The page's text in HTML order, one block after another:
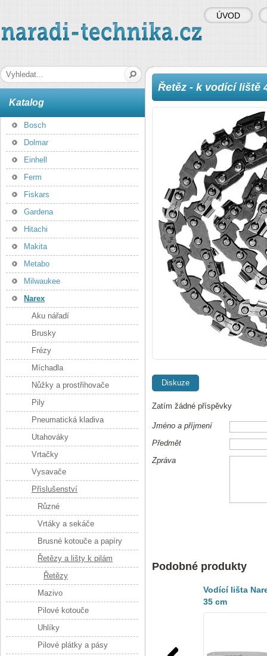
naradi-technika.cz
Řetěz - k vodící liště
Diskuze
Zatím žádné příspěvky
Jméno a příjmení
Předmět
Zpráva
Podobné produkty
Vodící lišta
35 cm
Katalog
Bosch
Dolmar
Einhell
Ferm
Fiskars
Gardena
Hitachi
Makita
Metabo
Milwaukee
Narex
Aku nářadí
Brusky
Frézy
Míchadla
Nůžky a prostřihovače
Pily
Pneumatická kladiva
Utahováky
Vrtačky
Vysavače
Příslušenství
Různé
Vrtáky a sekáče
Brusné kotouče a papíry
Řetězy a lišty k pilám
Řetězy
Mazivo
Pilové kotouče
Uhlíky
Pilové plátky a pásy
ÚVOD
Hledaná fráze